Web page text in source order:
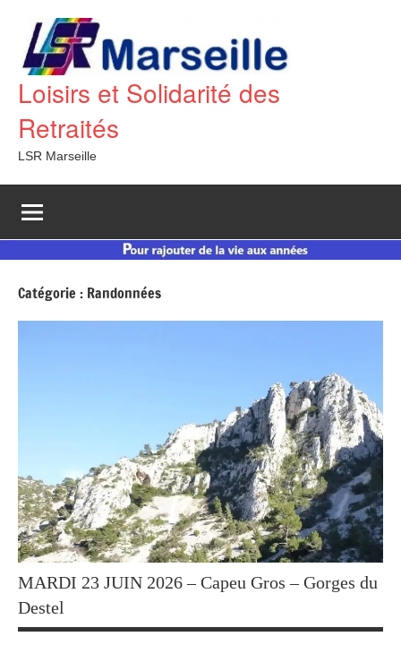
contenu
Loisirs et Solidarité des
Retraités
LSR Marseille
Catégorie : Randonnées
MARDI 23 JUIN 2026 – Capeu Gros – Gorges du
Destel